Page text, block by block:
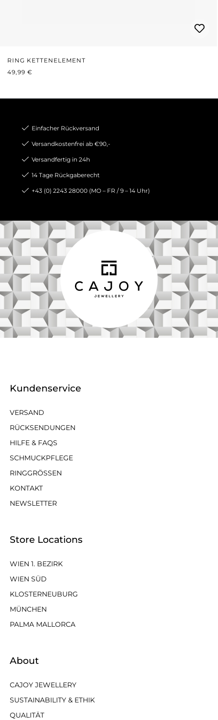
RING KETTENELEMENT
REGULÄRER PREIS:
49,99 €
Einfacher Rückversand
Versandkostenfrei ab €90,-
Versandfertig in 24h
14 Tage Rückgaberecht
+43 (0) 2243 28000 (MO – FR / 9 – 14 Uhr)
Kundenservice
VERSAND
RÜCKSENDUNGEN
HILFE & FAQS
SCHMUCKPFLEGE
RINGGRÖSSEN
KONTAKT
NEWSLETTER
Store Locations
WIEN 1. BEZIRK
WIEN SÜD
KLOSTERNEUBURG
MÜNCHEN
PALMA MALLORCA
About
CAJOY JEWELLERY
SUSTAINABILITY & ETHIK
QUALITÄT